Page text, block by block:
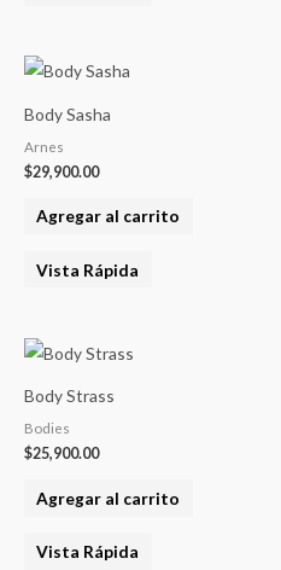
Body Sasha
Arnes
$29,900.00
Agregar al carrito
Vista Rápida
Body Strass
Bodies
$25,900.00
Agregar al carrito
Vista Rápida